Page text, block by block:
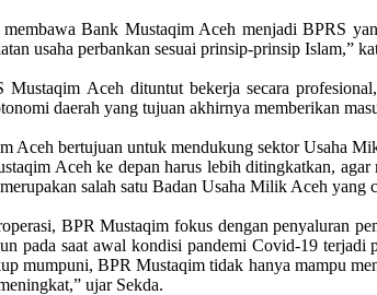
Bank Mustaqim Aceh menjadi BPRS
usaha perbankan sesuai prinsip-prinsip Islam,”
Mustaqim Aceh dituntut bekerja secara
daerah yang tujuan akhirnya memberikan
Aceh bertujuan untuk mendukung sektor Usaha
Aceh ke depan harus lebih ditingkatkan,
salah satu Badan Usaha Milik Aceh yang
BPR Mustaqim fokus dengan penyaluran
pada saat awal kondisi pandemi Covid-19
mumpuni, BPR Mustaqim tidak hanya mampu
ujar Sekda.